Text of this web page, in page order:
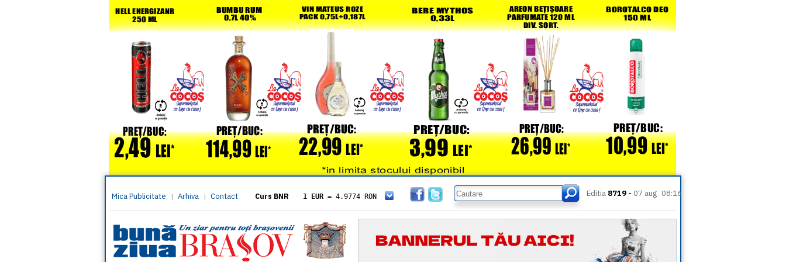
Mica Publicitate | Arhiva | Contact Curs BNR 1 EUR = 4.9774 RON
= 5.8304 RON
1 XAU= 464.4611 RON
1 AED= 1.1933 RON
1 AUD= 2.7957 RON
1 BGN= 2.5449 RON
Editia 8719 - 07 aug 08:16